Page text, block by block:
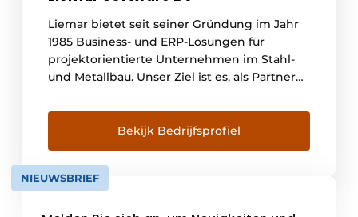
Liemar bietet seit seiner Gründung im Jahr
1985 Business- und ERP-Lösungen für
projektorientierte Unternehmen im Stahl-
und Metallbau. Unser Ziel ist es, als Partner
optimieren und gemeinsam mehr
Durchblick zu schaffen. Dies führt zu mehr
Ruhe und Effizienz, sowohl für den
Unternehmer als auch für die Mitarbeiter.
Mit der 'Neuen Rendite [...]
Bekijk Bedrijfsprofiel
NIEUWSBRIEF